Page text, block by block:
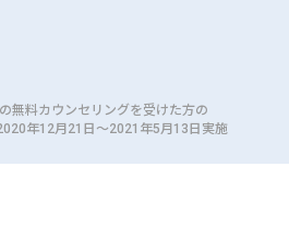
無料カウンセリングを受けた方の
年12月21日〜2021年5月13日実施